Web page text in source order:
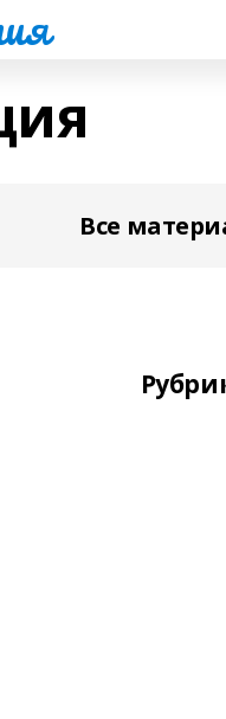
Все